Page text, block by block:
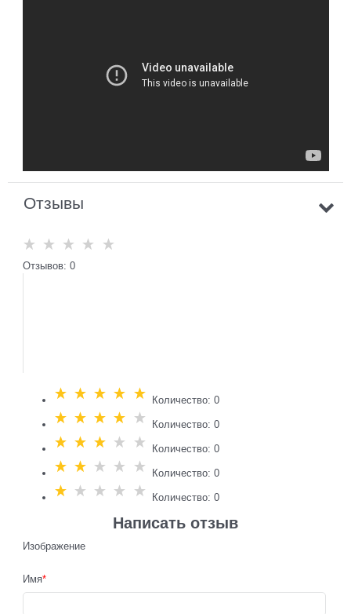
Отзывы
Отзывов: 0
Количество: 0
Количество: 0
Количество: 0
Количество: 0
Количество: 0
Написать отзыв
Изображение
Имя